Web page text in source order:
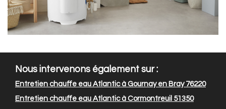
Nous intervenons également sur :
Entretien chauffe eau Atlantic à Gournay en Bray 76220
Entretien chauffe eau Atlantic à Cormontreuil 51350